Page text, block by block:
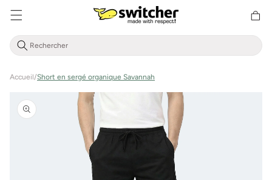
directement
d'achat
Accueil/Short en sergé organique Savannah
l'information
sur le